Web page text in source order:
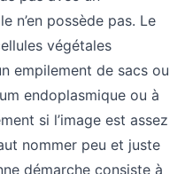
n’en possède pas. Le
végétales
empilement de sacs ou
endoplasmique ou à
si l’image est assez
nommer peu et juste
démarche consiste à